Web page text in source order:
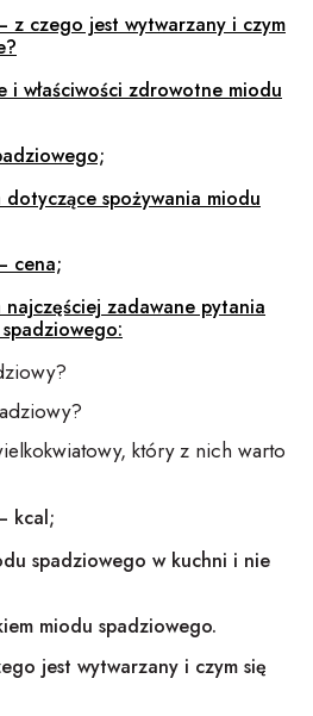
z czego jest wytwarzany i czym
i właściwości zdrowotne miodu
dotyczące spożywania miodu
cena;
zadawane pytania
który z nich warto
kcal;
spadziowego w kuchni i nie
miodu spadziowego.
jest wytwarzany i czym się